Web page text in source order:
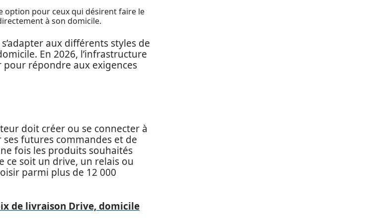
option pour ceux qui désirent faire le
à son domicile.
aux différents styles de
En 2026, l’infrastructure
pour répondre aux exigences
doit créer ou se connecter à
futures commandes et de
fois les produits souhaités
ce soit un drive, un relais ou
parmi plus de 12 000
de livraison Drive, domicile